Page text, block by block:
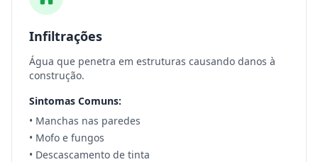
Infiltrações
Água que penetra em estruturas causando danos à
construção.
Sintomas Comuns:
• Manchas nas paredes
• Mofo e fungos
• Descascamento de tinta